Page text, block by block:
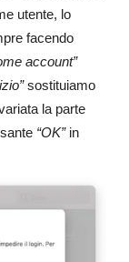
utente, lo
facendo
account”
sostituiamo
la parte
“OK”in